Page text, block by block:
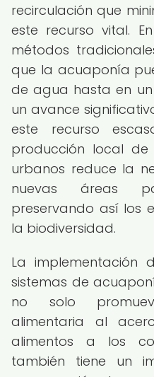
recirculación que
este recurso vital.
métodos
que la acuaponía
de agua hasta en un
un avance
este recurso
producción local de
urbanos reduce la
nuevas áreas
preservando así los
la biodiversidad.
La implementación
sistemas de
no solo
alimentaria al
alimentos a los
también tiene un